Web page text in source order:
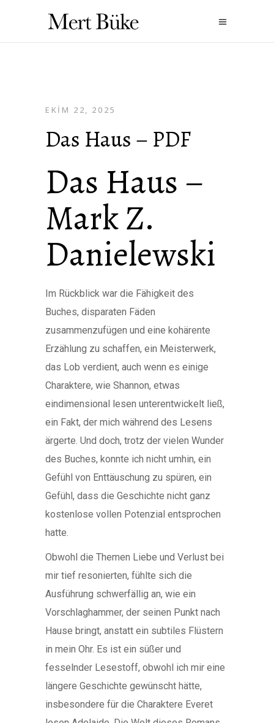
EKIM 22, 2025
Das Haus – PDF
Das Haus –
Mark Z.
Danielewski
Im Rückblick war die Fähigkeit des
Buches, disparaten Fäden
zusammenzufügen und eine kohärente
Erzählung zu schaffen, ein Meisterwerk,
das Lob verdient, auch wenn es einige
Charaktere, wie Shannon, etwas
eindimensional lesen unterentwickelt ließ,
ein Fakt, der mich während des Lesens
ärgerte. Und doch, trotz der vielen Wunder
des Buches, konnte ich nicht umhin, ein
Gefühl von Enttäuschung zu spüren, ein
Gefühl, dass die Geschichte nicht ganz
kostenlose vollen Potenzial entsprochen
hatte.
Obwohl die Themen Liebe und Verlust bei
mir tief resonierten, fühlte sich die
Ausführung schwerfällig an, wie ein
Vorschlaghammer, der seinen Punkt nach
Hause bringt, anstatt ein subtiles Flüstern
in mein Ohr. Es ist ein süßer und
fesselnder Lesestoff, obwohl ich mir eine
längere Geschichte gewünscht hätte,
insbesondere für die Charaktere Everet